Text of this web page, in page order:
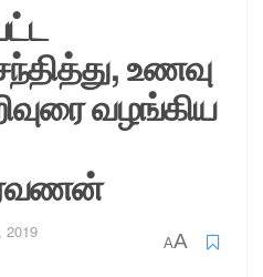
உணவு
வழங்கிய
2019
AA